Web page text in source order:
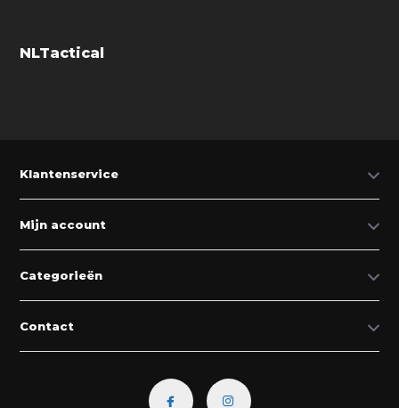
NLTactical
Klantenservice
Mijn account
Categorieën
Contact